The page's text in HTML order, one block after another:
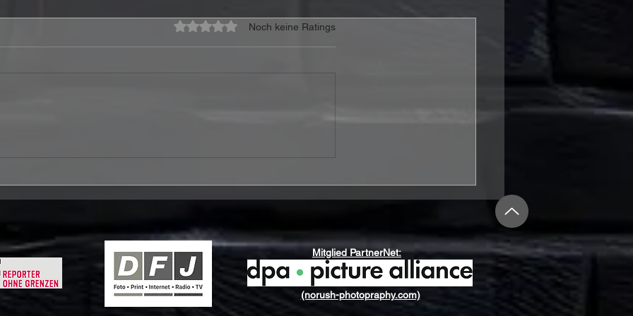
Mit 0 von 5 Sternen bewertet.
Noch keine Ratings
Mitglied PartnerNet:
(norush-photopraphy.com)